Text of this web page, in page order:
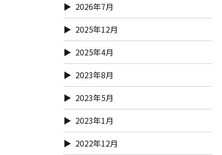
2026年7月
2025年12月
2025年4月
2023年8月
2023年5月
2023年1月
2022年12月